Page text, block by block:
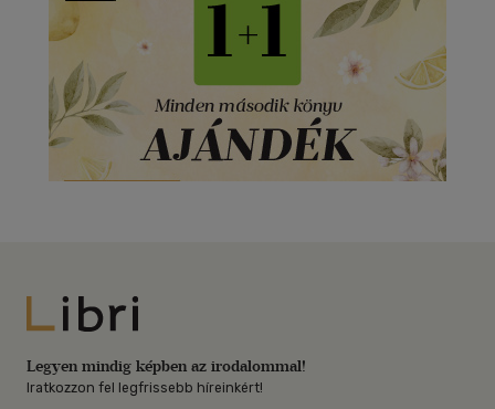
Libri
Legyen mindig képben az irodalommal!
Iratkozzon fel legfrissebb híreinkért!